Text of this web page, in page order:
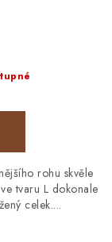
rohu skvěle
tvaru L dokonale
celek....